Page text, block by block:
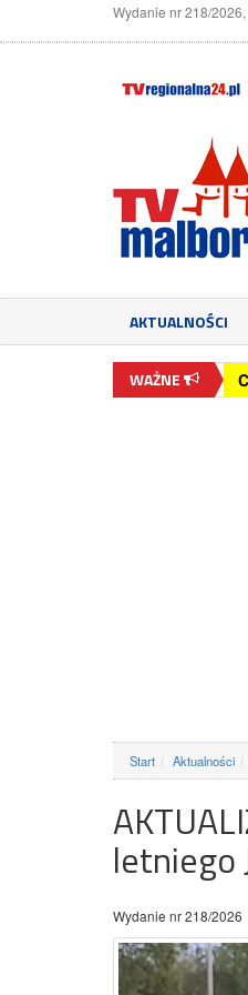
Wydanie nr 218/
AKTUALNOŚCI
WAŻNE
Start Aktualności
letniego
Wydanie nr 218/2026